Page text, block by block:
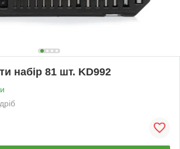
набір 81 шт. KD992